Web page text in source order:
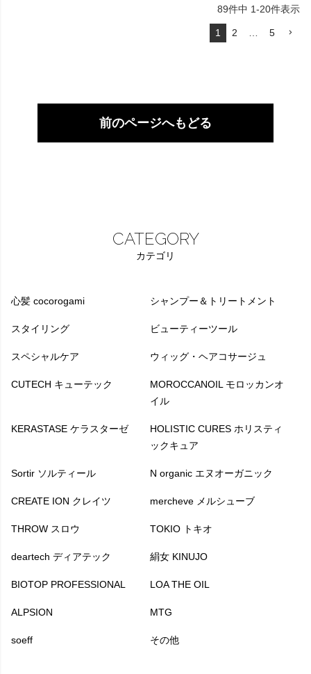
89件中 1-20件表示
1 2 5
前のページへもどる
CATEGORY
カテゴリ
心髪 cocorogami シャンプー＆トリートメント
スタイリング ビューティーツール
スペシャルケア ウィッグ・ヘアコサージュ
CUTECH キューテック
MOROCCANOIL モロッカンオ
イル
KERASTASE ケラスターゼ
HOLISTIC CURES ホリスティ
ックキュア
Sortir ソルティール N organic エヌオーガニック
CREATE ION クレイツ mercheve メルシューブ
THROW スロウ TOKIO トキオ
deartech ディアテック 絹女 KINUJO
BIOTOP PROFESSIONAL LOA THE OIL
ALPSION MTG
soeff その他